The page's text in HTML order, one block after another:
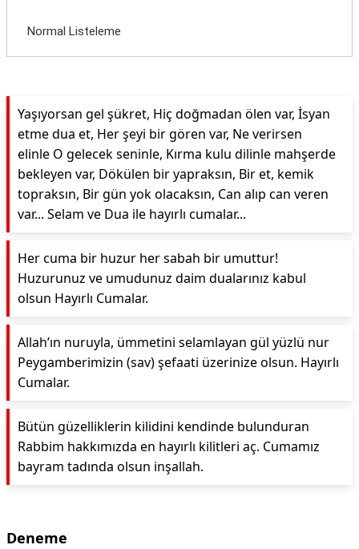
Normal Listeleme
Yaşıyorsan gel şükret, Hiç doğmadan ölen var, İsyan
etme dua et, Her şeyi bir gören var, Ne verirsen
elinle O gelecek seninle, Kırma kulu dilinle mahşerde
bekleyen var, Dökülen bir yapraksın, Bir et, kemik
topraksın, Bir gün yok olacaksın, Can alıp can veren
var... Selam ve Dua ile hayırlı cumalar...
Her cuma bir huzur her sabah bir umuttur!
Huzurunuz ve umudunuz daim dualarınız kabul
olsun Hayırlı Cumalar.
Allah’ın nuruyla, ümmetini selamlayan gül yüzlü nur
Peygamberimizin (sav) şefaati üzerinize olsun. Hayırlı
Cumalar.
Bütün güzelliklerin kilidini kendinde bulunduran
Rabbim hakkımızda en hayırlı kilitleri aç. Cumamız
bayram tadında olsun inşallah.
Deneme